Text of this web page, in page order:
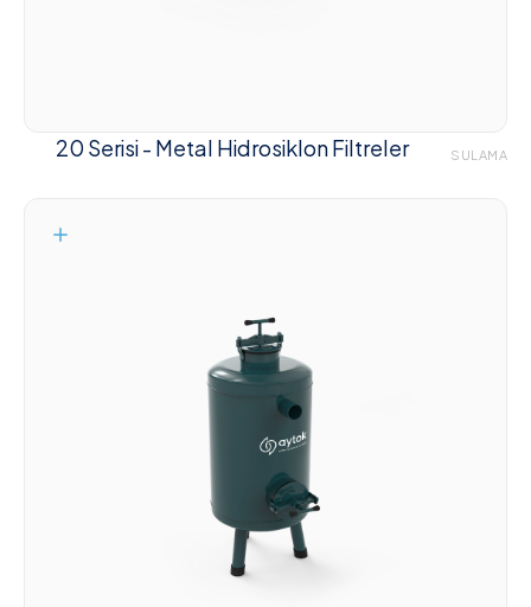
20 Serisi - Metal Hidrosiklon Filtreler SULAMA